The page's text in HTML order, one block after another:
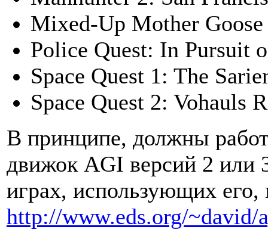
Mixed-Up Mother Goose
Police Quest: In Pursuit
Space Quest 1: The
Space Quest 2: Vohauls
В принципе, должны
движок AGI версий 2 или
играх, использующих его,
http://www.eds.org/~david/